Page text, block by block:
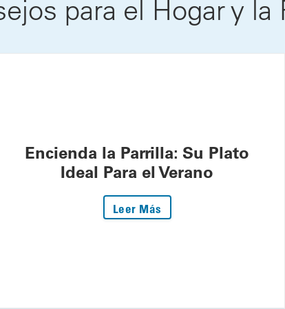
para el Hogar y la
Encienda la Parrilla: Su Plato
Ideal Para el Verano
Leer Más